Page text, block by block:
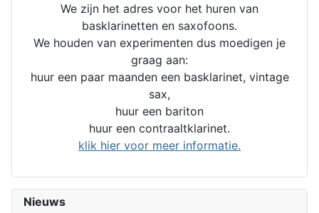
We zijn het adres voor het huren van
basklarinetten en saxofoons.
We houden van experimenten dus moedigen je
graag aan:
huur een paar maanden een basklarinet, vintage
sax,
huur een bariton
huur een contraaltklarinet.
klik hier voor meer informatie.
Nieuws